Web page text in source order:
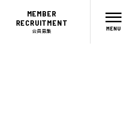
MEMBER
RECRUITMENT
会員募集